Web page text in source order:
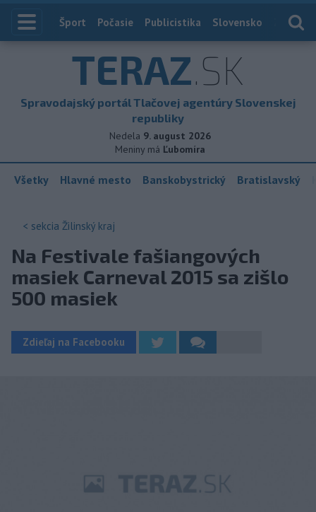
Index
Šport Počasie Publicistika Slovensko
TERAZ.SK
Spravodajský portál Tlačovej agentúry Slovenskej
republiky
Nedela 9. august 2026
Meniny má Ľubomíra
Všetky Hlavné mesto Banskobystrický Bratislavský
< sekcia Žilinský kraj
Na Festivale fašiangových
masiek Carneval 2015 sa zišlo
500 masiek
Zdieľaj na Facebooku